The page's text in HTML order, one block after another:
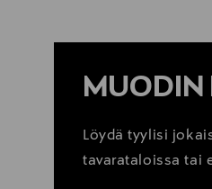
MUODIN
Löydä tyylisi
tavarataloissa tai